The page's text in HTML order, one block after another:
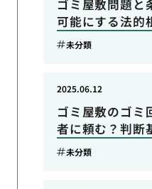
ゴミ屋敷問題と
可能にする法的
未分類
ゴミ屋敷のゴミ
者に頼む？判断
2025.06.12
未分類